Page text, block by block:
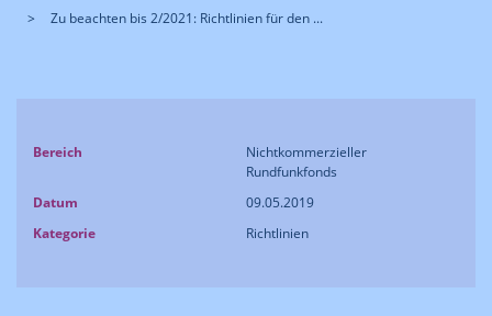
Zu beachten bis 2/2021: Richtlinien für den ...
Bereich
Nichtkommerzieller
Rundfunkfonds
Datum
09.05.2019
Kategorie
Richtlinien